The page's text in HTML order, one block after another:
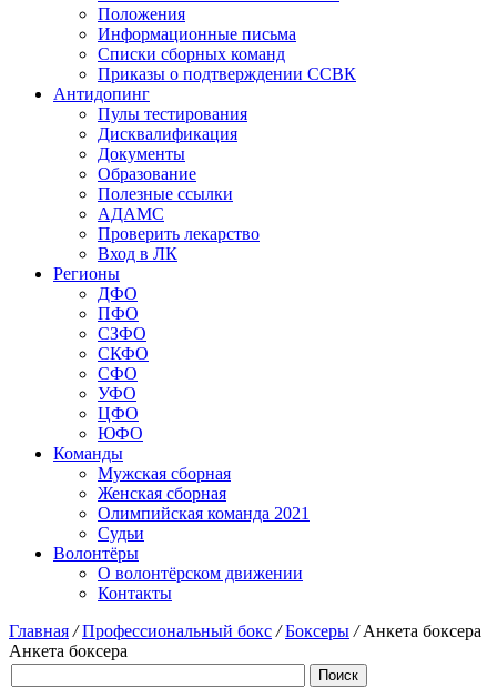
Положения
Информационные письма
Списки сборных команд
Приказы о подтверждении ССВК
Антидопинг
Пулы тестирования
Дисквалификация
Документы
Образование
Полезные ссылки
АДАМС
Проверить лекарство
Вход в ЛК
Регионы
ДФО
ПФО
СЗФО
СКФО
СФО
УФО
ЦФО
ЮФО
Команды
Мужская сборная
Женская сборная
Олимпийская команда 2021
Судьи
Волонтёры
О волонтёрском движении
Контакты
Главная / Профессиональный бокс / Боксеры /Анкета боксера
Анкета боксера